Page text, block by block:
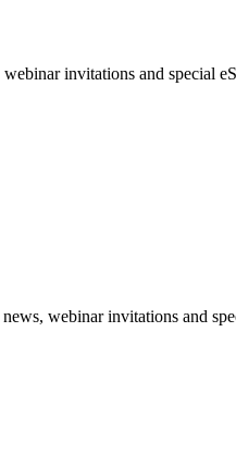
invitations and special
webinar invitations and